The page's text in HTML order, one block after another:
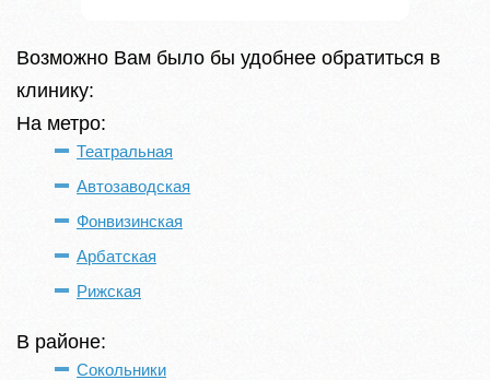
Возможно Вам было бы удобнее обратиться в
клинику:
На метро:
Театральная
Автозаводская
Фонвизинская
Арбатская
Рижская
В районе:
Сокольники